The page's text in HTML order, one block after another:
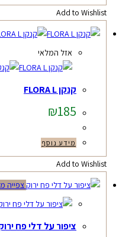
Add to Wishlist
אזל המלאי
קנקן FLORA L
₪185
מידע נוסף
Add to Wishlist
צפייה
ציפור על דלי פח